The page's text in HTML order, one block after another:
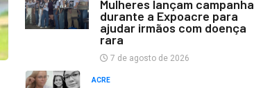
Mulheres lançam campanha
durante a Expoacre para
ajudar irmãos com doença
rara
7 de agosto de 2026
ACRE